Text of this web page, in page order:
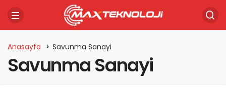
Anasayfa Savunma Sanayi
Savunma Sanayi